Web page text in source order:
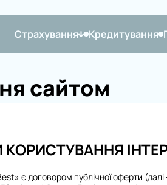
Страхування Кредитування
сайтом
КОРИСТУВАННЯ
є договором публічної